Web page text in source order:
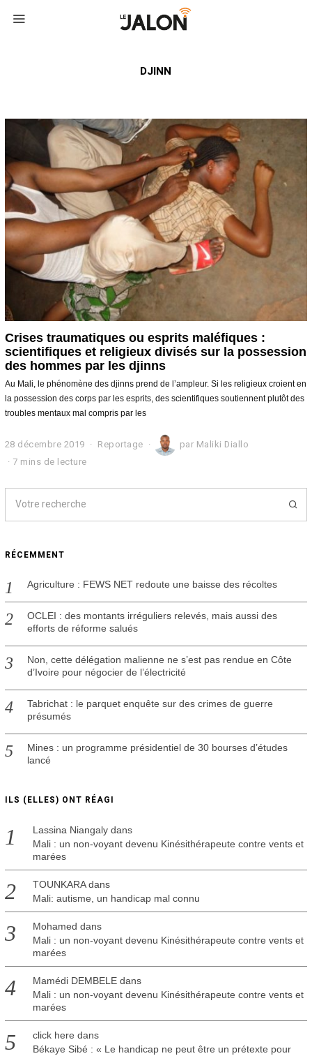
DJINN
Crises traumatiques ou esprits maléfiques :
scientifiques et religieux divisés sur la possession
des hommes par les djinns
Au Mali, le phénomène des djinns prend de l’ampleur. Si les religieux croient en
la possession des corps par les esprits, des scientifiques soutiennent plutôt des
troubles mentaux mal compris par les
28 décembre 2019
3
j
v
i
2
Reportage par Maliki Diallo
7 mins de lecture
RÉCEMMENT
Agriculture : FEWS NET redoute une baisse des récoltes
OCLEI : des montants irréguliers relevés, mais aussi des
efforts de réforme salués
Non, cette délégation malienne ne s’est pas rendue en Côte
d’Ivoire pour négocier de l’électricité
Tabrichat : le parquet enquête sur des crimes de guerre
présumés
Mines : un programme présidentiel de 30 bourses d’études
lancé
ILS (ELLES) ONT RÉAGI
Lassina Niangalydans
Mali : un non-voyant devenu Kinésithérapeute contre vents et
marées
TOUNKARAdans
Mali: autisme, un handicap mal connu
Mohamed dans
Mali : un non-voyant devenu Kinésithérapeute contre vents et
marées
Mamédi DEMBELEdans
Mali : un non-voyant devenu Kinésithérapeute contre vents et
marées
click here dans
Békaye Sibé : « Le handicap ne peut être un prétexte pour